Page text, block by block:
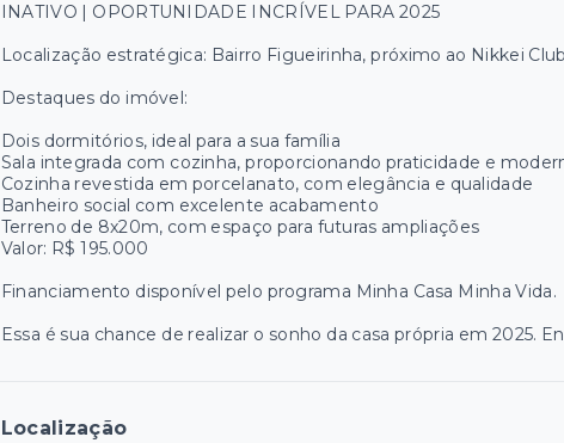
INATIVO | OPORTUNIDADE INCRÍVEL PARA 2025
Localização estratégica: Bairro Figueirinha, próximo ao Nikkei
Destaques do imóvel:
Dois dormitórios, ideal para a sua família
Sala integrada com cozinha, proporcionando praticidade e
Cozinha revestida em porcelanato, com elegância e qualidade
Banheiro social com excelente acabamento
Terreno de 8x20m, com espaço para futuras ampliações
Valor: R$ 195.000
Financiamento disponível pelo programa Minha Casa Minha Vida.
Essa é sua chance de realizar o sonho da casa própria em 2025.
Localização